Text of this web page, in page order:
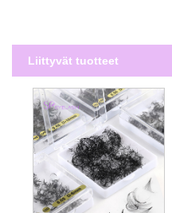
Liittyvät tuotteet